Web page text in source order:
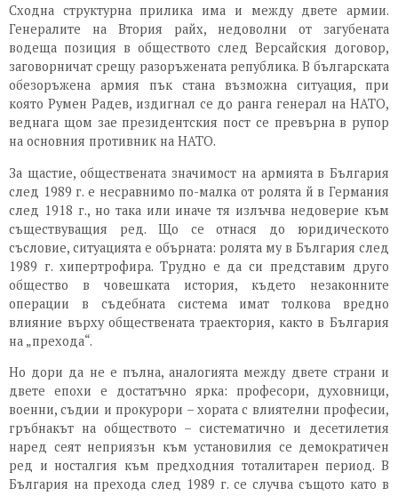
Сходна структурна прилика има и между двете армии.
Генералите на Втория райх, недоволни от загубената
водеща позиция в обществото след Версайския договор,
заговорничат срещу разоръжената република. В българската
обезоръжена армия пък стана възможна ситуация, при
която Румен Радев, издигнал се до ранга генерал на НАТО,
веднага щом зае президентския пост се превърна в рупор
на основния противник на НАТО.
За щастие, обществената значимост на армията в България
след 1989 г. е несравнимо по-малка от ролята й в Германия
след 1918 г., но така или иначе тя излъчва недоверие към
съществуващия ред. Що се отнася до юридическото
съсловие, ситуацията е обърната: ролята му в България след
1989 г. хипертрофира. Трудно е да си представим друго
общество в човешката история, където незаконните
операции в съдебната система имат толкова вредно
влияние върху обществената траектория, както в България
на „прехода“.
Но дори да не е пълна, аналогията между двете страни и
двете епохи е достатъчно ярка: професори, духовници,
военни, съдии и прокурори – хората с влиятелни професии,
гръбнакът на обществото – систематично и десетилетия
наред сеят неприязън към установилия се демократичен
ред и носталгия към предходния тоталитарен период. В
България на прехода след 1989 г. се случва същото като в